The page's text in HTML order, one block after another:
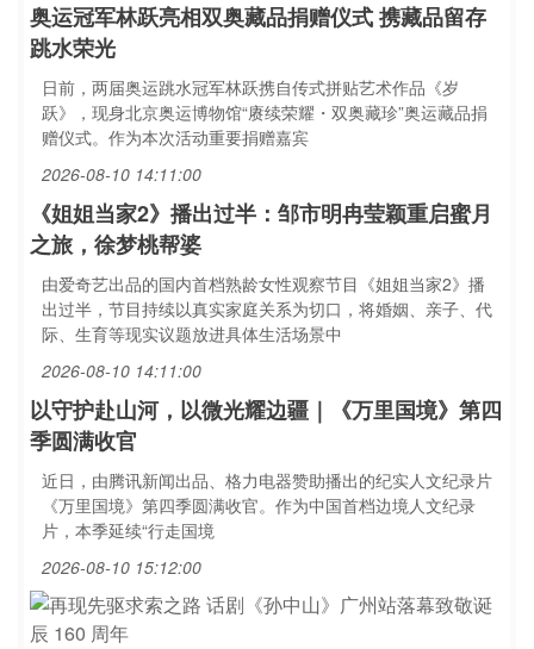
奥运冠军林跃亮相双奥藏品捐赠仪式 携藏品留存
跳水荣光
日前，两届奥运跳水冠军林跃携自传式拼贴艺术作品《岁
跃》，现身北京奥运博物馆“赓续荣耀・双奥藏珍”奥运藏品捐
赠仪式。作为本次活动重要捐赠嘉宾
2026-08-10 14:11:00
《姐姐当家2》播出过半：邹市明冉莹颖重启蜜月
之旅，徐梦桃帮婆
由爱奇艺出品的国内首档熟龄女性观察节目《姐姐当家2》播
出过半，节目持续以真实家庭关系为切口，将婚姻、亲子、代
际、生育等现实议题放进具体生活场景中
2026-08-10 14:11:00
以守护赴山河，以微光耀边疆｜《万里国境》第四
季圆满收官
近日，由腾讯新闻出品、格力电器赞助播出的纪实人文纪录片
《万里国境》第四季圆满收官。作为中国首档边境人文纪录
片，本季延续“行走国境
2026-08-10 15:12:00